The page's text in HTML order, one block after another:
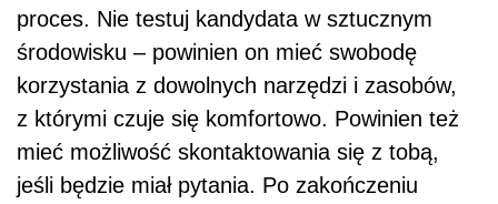
proces. Nie testuj kandydata w sztucznym
środowisku – powinien on mieć swobodę
korzystania z dowolnych narzędzi i zasobów,
z którymi czuje się komfortowo. Powinien też
mieć możliwość skontaktowania się z tobą,
jeśli będzie miał pytania. Po zakończeniu